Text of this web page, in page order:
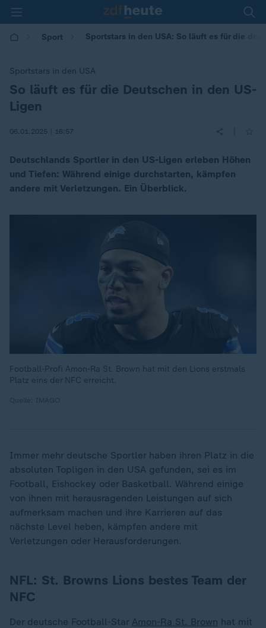
Sport Sportstars in den USA: So läuft es für die
Sportstars in den USA
:
So läuft es für die Deutschen in den US-
Ligen
06.01.2025 | 16:57
Deutschlands Sportler in den US-Ligen erleben Höhen
und Tiefen: Während einige durchstarten, kämpfen
andere mit Verletzungen. Ein Überblick.
Football-Profi Amon-Ra St. Brown hat mit den Lions erstmals
Platz eins der NFC erreicht.
Immer mehr deutsche Sportler haben ihren Platz in die
absoluten Topligen in den USA gefunden, sei es im
Football, Eishockey oder Basketball. Während einige
von ihnen mit herausragenden Leistungen auf sich
aufmerksam machen und ihre Karrieren auf das
nächste Level heben, kämpfen andere mit
Verletzungen oder Herausforderungen.
NFL: St. Browns Lions bestes Team der
NFC
Der deutsche Football-Star Amon-Ra St. Brown hat mit